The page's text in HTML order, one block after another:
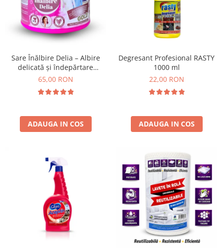
Absorbanti de Umiditate & Rezerve
Bioactivatori & Tratamente Fose
Septice
Manusi Protectie
Solutii curatare mobila
Ceaiuri
Cosmetice
Vopsea Par
Ingrijire Par
Ingrijire corp
Ingrijire maini
Ingrijire picioare
Îngrijire Ten
Curatare Intretinere Incaltaminte
Fond de ten
Sare Înălbire Delia – Albire
delicată și îndepărtare
eficientă a petelor 500 g
65,00 RON
ADAUGA IN COS
Degresant Profesional RASTY
1000 ml
22,00 RON
ADAUGA IN COS